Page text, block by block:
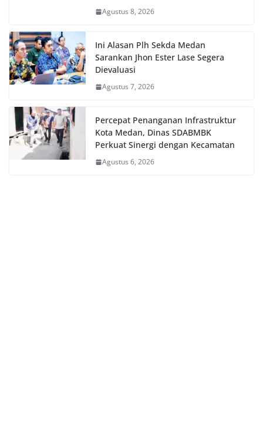
Agustus 8, 2026
Ini Alasan Plh Sekda Medan
Sarankan Jhon Ester Lase Segera
Dievaluasi
Agustus 7, 2026
Percepat Penanganan Infrastruktur
Kota Medan, Dinas SDABMBK
Perkuat Sinergi dengan Kecamatan
Agustus 6, 2026